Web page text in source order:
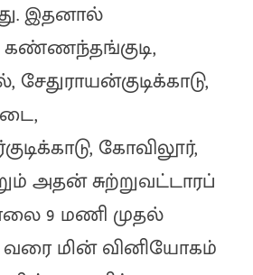
இதனால்
கண்ணந்தங்குடி,
கோவிலூர்,
அதன் சுற்றுவட்டாரப்
9 மணி முதல்
மின் வினியோகம்